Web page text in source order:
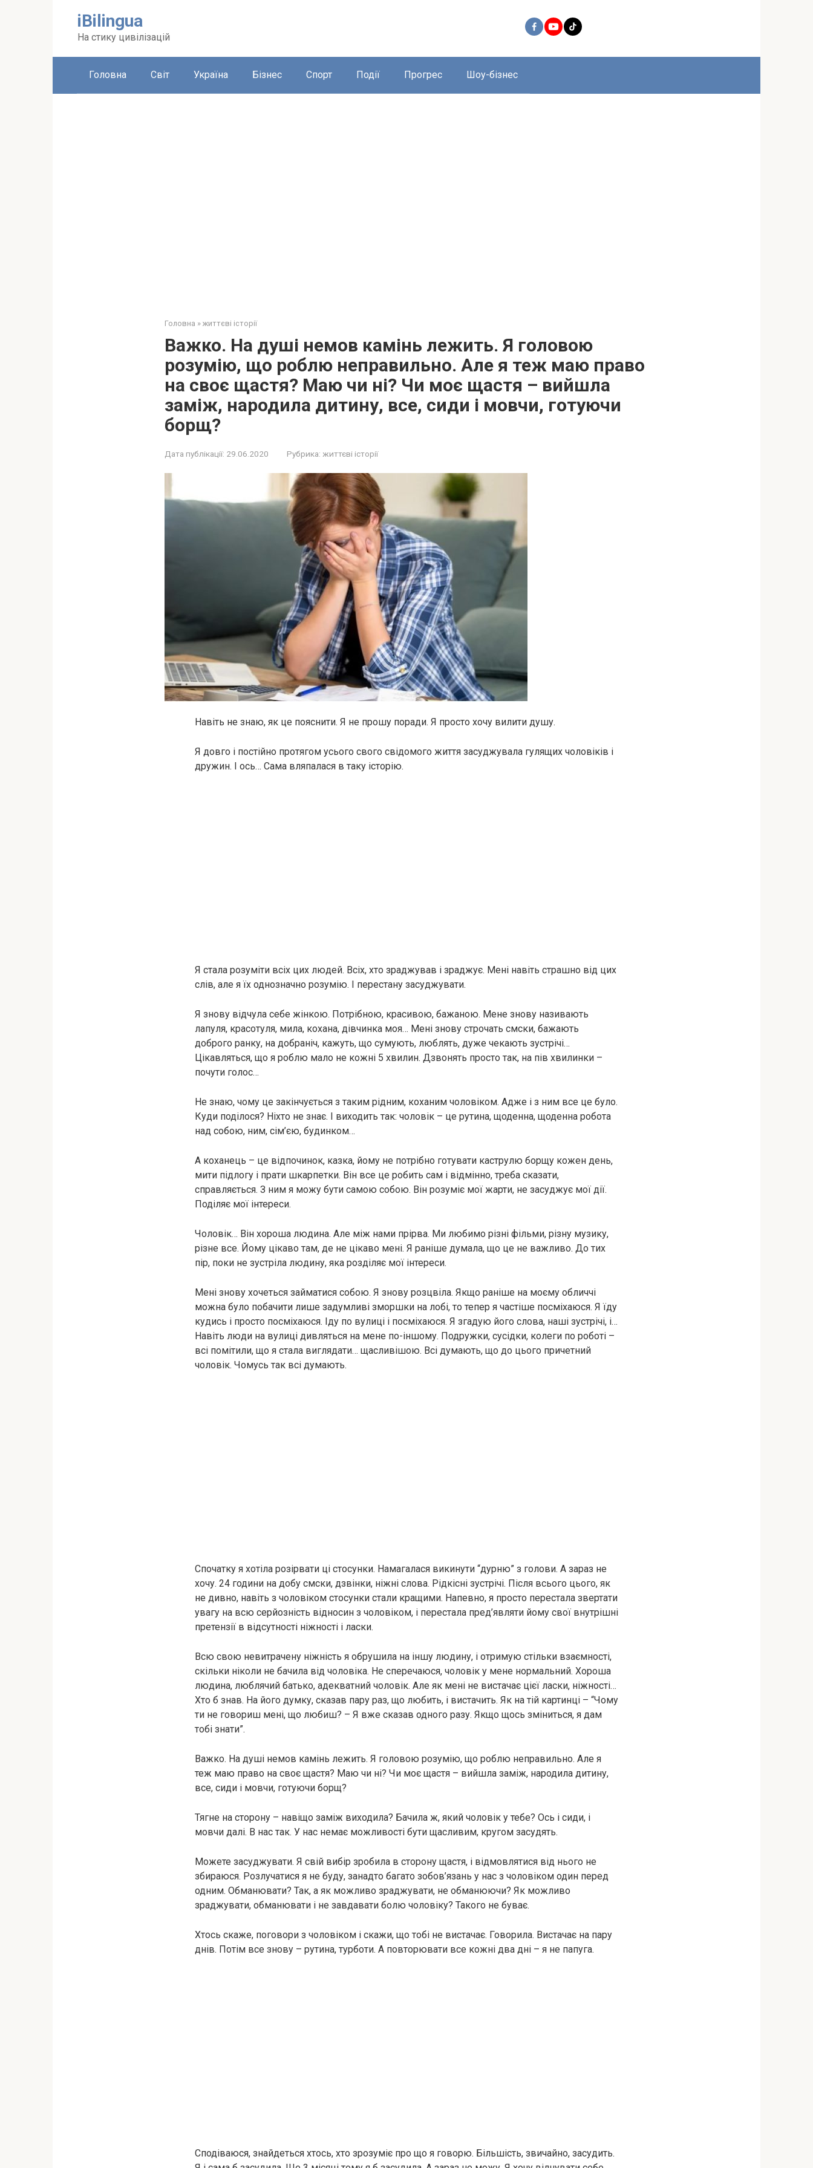
iBilingua
На стику цивілізацій
Головна Світ Україна Бізнес Спорт Події Прогрес Шоу-бізнес
Головна » життєві історії
Важко. На душі немов камінь лежить. Я головою
розумію, що роблю неправильно. Але я теж маю право
на своє щастя? Маю чи ні? Чи моє щастя – вийшла
заміж, народила дитину, все, сиди і мовчи, готуючи
борщ?
Дата публікації: 29.06.2020 Рубрика: життєві історії
Навіть не знаю, як це пояснити. Я не прошу поради. Я просто хочу вилити душу.
Я довго і постійно протягом усього свого свідомого життя засуджувала гулящих чоловіків і
дружин. І ось… Сама вляпалася в таку історію.
Я стала розуміти всіх цих людей. Всіх, хто зраджував і зраджує. Мені навіть страшно від цих
слів, але я їх однозначно розумію. І перестану засуджувати.
Я знову відчула себе жінкою. Потрібною, красивою, бажаною. Мене знову називають
лапуля, красотуля, мила, кохана, дівчинка моя… Мені знову строчать смски, бажають
доброго ранку, на добраніч, кажуть, що сумують, люблять, дуже чекають зустрічі…
Цікавляться, що я роблю мало не кожні 5 хвилин. Дзвонять просто так, на пів хвилинки –
почути голос…
Не знаю, чому це закінчується з таким рідним, коханим чоловіком. Адже і з ним все це було.
Куди поділося? Ніхто не знає. І виходить так: чоловік – це рутина, щоденна, щоденна робота
над собою, ним, сім’єю, будинком…
А коханець – це відпочинок, казка, йому не потрібно готувати каструлю борщу кожен день,
мити підлогу і прати шкарпетки. Він все це робить сам і відмінно, треба сказати,
справляється. З ним я можу бути самою собою. Він розуміє мої жарти, не засуджує мої дії.
Поділяє мої інтереси.
Чоловік… Він хороша людина. Але між нами прірва. Ми любимо різні фільми, різну музику,
різне все. Йому цікаво там, де не цікаво мені. Я раніше думала, що це не важливо. До тих
пір, поки не зустріла людину, яка розділяє мої інтереси.
Мені знову хочеться займатися собою. Я знову розцвіла. Якщо раніше на моєму обличчі
можна було побачити лише задумливі зморшки на лобі, то тепер я частіше посміхаюся. Я їду
кудись і просто посміхаюся. Іду по вулиці і посміхаюся. Я згадую його слова, наші зустрічі, і…
Навіть люди на вулиці дивляться на мене по-іншому. Подружки, сусідки, колеги по роботі –
всі помітили, що я стала виглядати… щасливішою. Всі думають, що до цього причетний
чоловік. Чомусь так всі думають.
Спочатку я хотіла розірвати ці стосунки. Намагалася викинути “дурню” з голови. А зараз не
хочу. 24 години на добу смски, дзвінки, ніжні слова. Рідкісні зустрічі. Після всього цього, як
не дивно, навіть з чоловіком стосунки стали кращими. Напевно, я просто перестала звертати
увагу на всю серйозність відносин з чоловіком, і перестала пред’являти йому свої внутрішні
претензії в відсутності ніжності і ласки.
Всю свою невитрачену ніжність я обрушила на іншу людину, і отримую стільки взаємності,
скільки ніколи не бачила від чоловіка. Не сперечаюся, чоловік у мене нормальний. Хороша
людина, люблячий батько, адекватний чоловік. Але як мені не вистачає цієї ласки, ніжності…
Хто б знав. На його думку, сказав пару раз, що любить, і вистачить. Як на тій картинці – “Чому
ти не говориш мені, що любиш? – Я вже сказав одного разу. Якщо щось зміниться, я дам
тобі знати”.
Важко. На душі немов камінь лежить. Я головою розумію, що роблю неправильно. Але я
теж маю право на своє щастя? Маю чи ні? Чи моє щастя – вийшла заміж, народила дитину,
все, сиди і мовчи, готуючи борщ?
Тягне на сторону – навіщо заміж виходила? Бачила ж, який чоловік у тебе? Ось і сиди, і
мовчи далі. В нас так. У нас немає можливості бути щасливим, кругом засудять.
Можете засуджувати. Я свій вибір зробила в сторону щастя, і відмовлятися від нього не
збираюся. Розлучатися я не буду, занадто багато зобов’язань у нас з чоловіком один перед
одним. Обманювати? Так, а як можливо зраджувати, не обманюючи? Як можливо
зраджувати, обманювати і не завдавати болю чоловіку? Такого не буває.
Хтось скаже, поговори з чоловіком і скажи, що тобі не вистачає. Говорила. Вистачає на пару
днів. Потім все знову – рутина, турботи. А повторювати все кожні два дні – я не папуга.
Сподіваюся, знайдеться хтось, хто зрозуміє про що я говорю. Більшість, звичайно, засудить.